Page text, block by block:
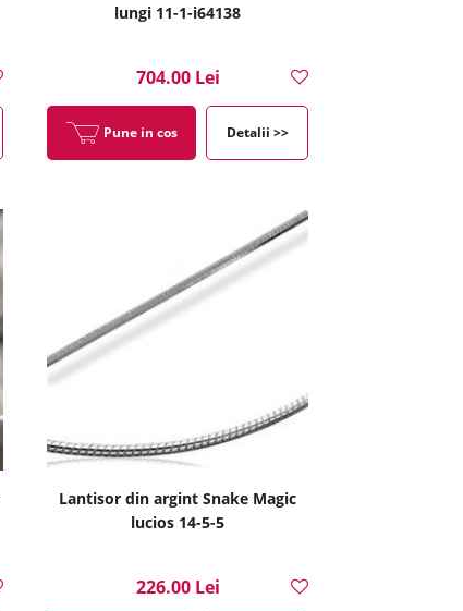
lungi 11-1-i64138
704.00 Lei
Pune in cos Detalii >>
Lantisor din argint Snake Magic
lucios 14-5-5
226.00 Lei